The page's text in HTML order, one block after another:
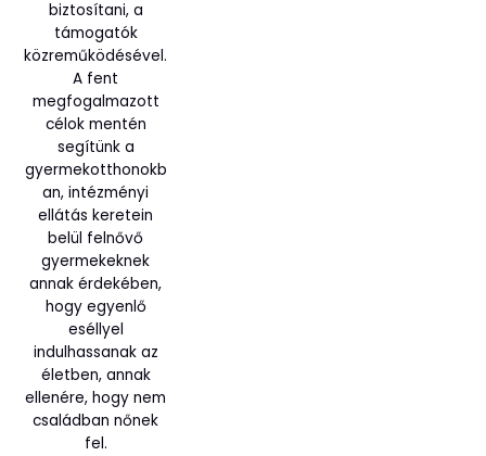
biztosítani, a
támogatók
közreműködésével.
A fent
megfogalmazott
célok mentén
segítünk a
gyermekotthonokb
an, intézményi
ellátás keretein
belül felnővő
gyermekeknek
annak érdekében,
hogy egyenlő
eséllyel
indulhassanak az
életben, annak
ellenére, hogy nem
családban nőnek
fel.